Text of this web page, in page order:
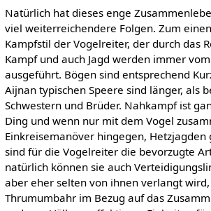
Natürlich hat dieses enge
viel weiterreichendere Folgen. Zum
Kampfstil der Vogelreiter, der durch das
Kampf und auch Jagd werden immer
ausgeführt. Bögen sind entsprechend
Aijnan typischen Speere sind länger, als
Schwestern und Brüder. Nahkampf ist
Ding und wenn nur mit dem Vogel
Einkreisemanöver hingegen, Hetzjagden
sind für die Vogelreiter die bevorzugte
natürlich können sie auch
aber eher selten von ihnen verlangt
Thrumumbahr im Bezug auf das